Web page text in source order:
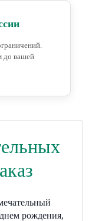
до вашей
рождения,